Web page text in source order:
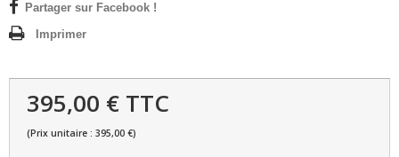
Partager sur Facebook !
Imprimer
395,00 € TTC
(Prix unitaire : 395,00 €)